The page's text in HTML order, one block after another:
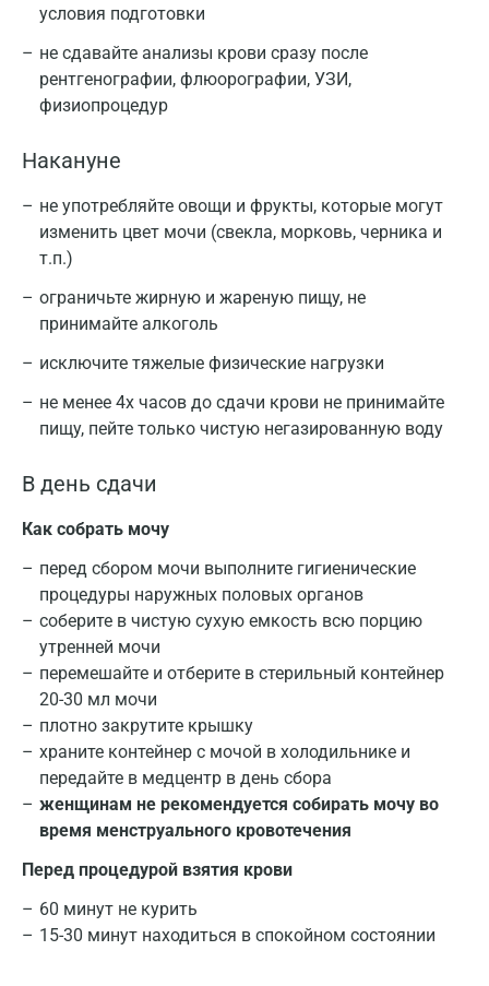
условия подготовки
не сдавайте анализы крови сразу после
рентгенографии, флюорографии, УЗИ,
физиопроцедур
Накануне
не употребляйте овощи и фрукты, которые могут
изменить цвет мочи (свекла, морковь, черника и
т.п.)
ограничьте жирную и жареную пищу, не
принимайте алкоголь
исключите тяжелые физические нагрузки
не менее 4х часов до сдачи крови не принимайте
пищу, пейте только чистую негазированную воду
В день сдачи
Как собрать мочу
перед сбором мочи выполните гигиенические
процедуры наружных половых органов
соберите в чистую сухую емкость всю порцию
утренней мочи
перемешайте и отберите в стерильный контейнер
20-30 мл мочи
плотно закрутите крышку
храните контейнер с мочой в холодильнике и
передайте в медцентр в день сбора
женщинам не рекомендуется собирать мочу во
время менструального кровотечения
Перед процедурой взятия крови
60 минут не курить
15-30 минут находиться в спокойном состоянии